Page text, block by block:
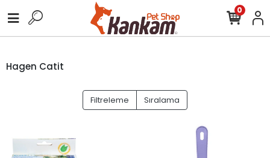
0
Hagen Catit
Filtreleme Sıralama